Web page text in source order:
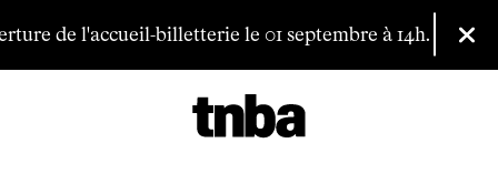
de l'accueil-billetterie le 01 septembre à 14h.Vous